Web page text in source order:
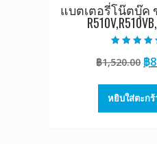
แบตเตอรี่โน๊ตบุ๊ค
5.00
ตั้งแต่ 1-
฿1,520.00
฿
฿
หยิบใส่ตะกร้